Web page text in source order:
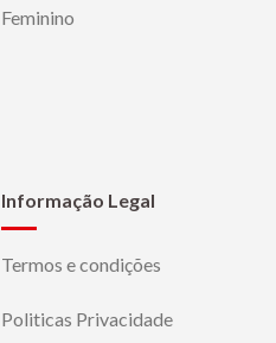
Feminino
Informação Legal
Termos e condições
Politicas Privacidade